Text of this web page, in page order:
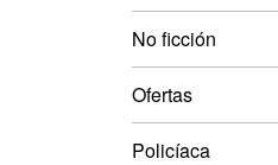
No ficción
Ofertas
Policíaca